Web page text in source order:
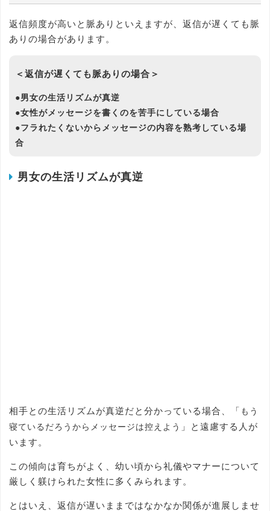
返信頻度が高いと脈ありといえますが、返信が遅くても脈
ありの場合があります。
＜返信が遅くても脈ありの場合＞
●男女の生活リズムが真逆
●女性がメッセージを書くのを苦手にしている場合
●フラれたくないからメッセージの内容を熟考している場
合
男女の生活リズムが真逆
相手との生活リズムが真逆だと分かっている場合、「 もう
寝ているだろうからメッセージは控えよう 」と遠慮する人が
います。
この傾向は育ちがよく、幼い頃から礼儀やマナーについて
厳しく躾けられた女性に多くみられます。
とはいえ、返信が遅いままではなかなか関係が進展しませ